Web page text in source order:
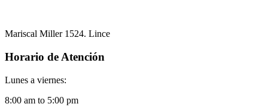
Mariscal Miller 1524. Lince
Horario de Atención
Lunes a viernes:
8:00 am to 5:00 pm